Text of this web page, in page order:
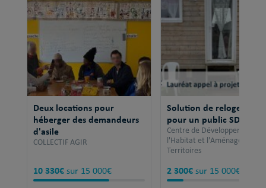
Deux locations pour
héberger des demandeurs
d'asile
COLLECTIF AGIR
10 330€ sur 15 000€
Solution de relogement
pour un public SDF
Centre de Développement
l'Habitat et l'Aménagement
Territoires
2 300€ sur 15 000€